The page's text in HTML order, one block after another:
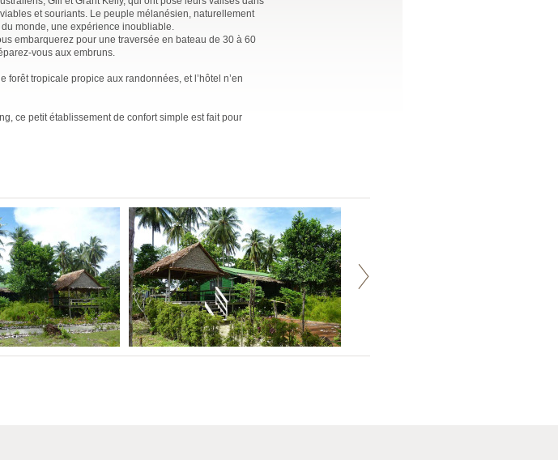
et souriants. Le peuple mélanésien, naturellement
monde, une expérience inoubliable.
embarquerez pour une traversée en bateau de 30 à 60
vous aux embruns.
tropicale propice aux randonnées, et l’hôtel n’en
ce petit établissement de confort simple est fait pour